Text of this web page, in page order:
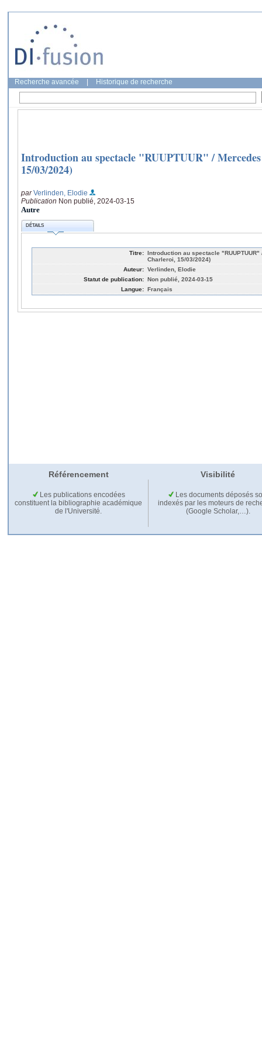
Recherche avancée Historique de recherche
Introduction au spectacle "RUUPTUUR" /
15/03/2024)
parVerlinden, Elodie
Publication Non publié, 2024-03-15
Autre
DÉTAILS
Titre: Introduction au spectacle
Charleroi, 15/03/2024)
Auteur: Verlinden, Elodie
Statut de publication: Non publié, 2024-03-15
Langue: Français
Référencement Visibilité
Les publications encodées
constituent la bibliographie académique
de l'Université.
Les documents déposés
indexés par les moteurs de
(Google Scholar,…).